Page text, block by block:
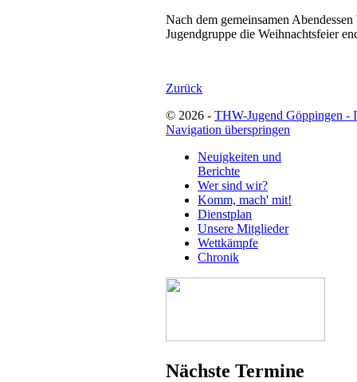
Nach dem gemeinsamen
Jugendgruppe die Weihnachtsfeier
Zurück
© 2026 - THW-Jugend Göppingen -
Navigation überspringen
Neuigkeiten und
Berichte
Wer sind wir?
Komm, mach' mit!
Dienstplan
Unsere Mitglieder
Wettkämpfe
Chronik
Nächste Termine